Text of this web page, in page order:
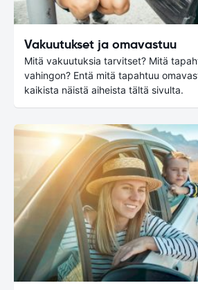
Vakuutukset ja omavastuu
Mitä vakuutuksia tarvitset? Mitä
vahingon? Entä mitä tapahtuu
kaikista näistä aiheista tältä sivulta.